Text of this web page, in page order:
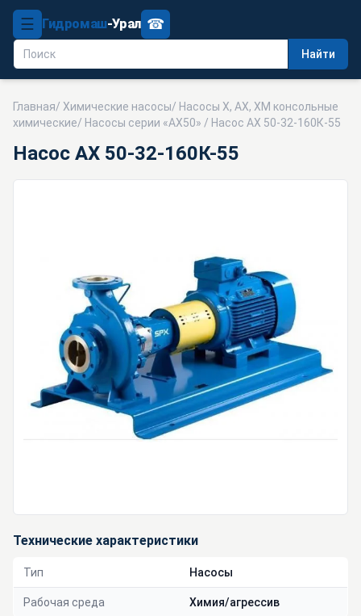
☰ Гидромаш-Урал
Найти
☎
Главная/ Химические насосы/ Насосы Х, АХ, ХМ консольные
химические/ Насосы серии «АХ50» / Насос АХ 50-32-160К-55
Насос АХ 50-32-160К-55
Технические характеристики
Тип Насосы
Рабочая среда Химия/агрессив